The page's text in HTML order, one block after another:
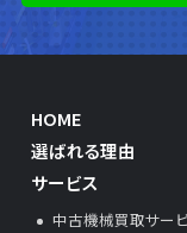
HOME
選ばれる理由
サービス
中古機械買取サー